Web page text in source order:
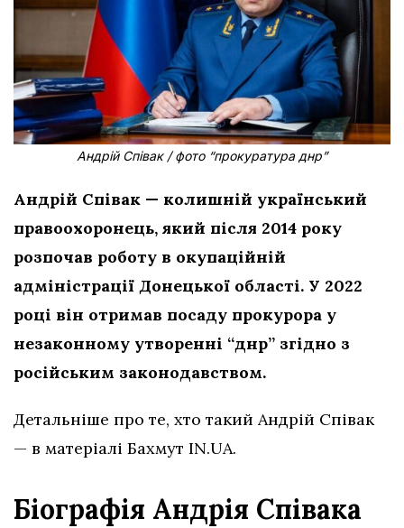
Андрій Співак / фото “прокуратура днр”
Андрій Співак — колишній український
правоохоронець, який після 2014 року
розпочав роботу в окупаційній
адміністрації Донецької області. У 2022
році він отримав посаду прокурора у
незаконному утворенні “днр” згідно з
російським законодавством.
Детальніше про те, хто такий Андрій Співак
— в матеріалі Бахмут IN.UA.
Біографія Андрія Співака